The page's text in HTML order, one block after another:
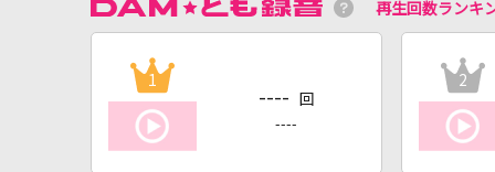
再生回数ランキ
1
---- 回
----
2